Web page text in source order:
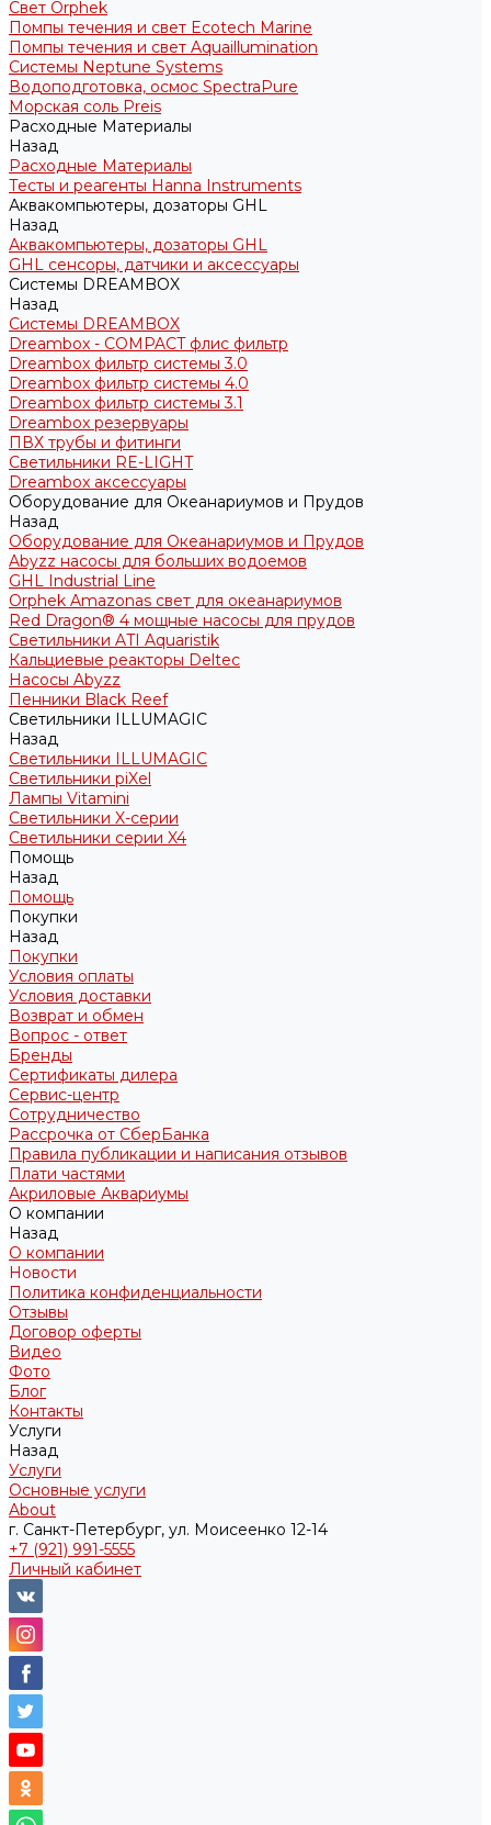
Свет Orphek
Помпы течения и свет Ecotech Marine
Помпы течения и свет Aquaillumination
Системы Neptune Systems
Водоподготовка, осмос SpectraPure
Морская соль Preis
Расходные Материалы
Назад
Расходные Материалы
Тесты и реагенты Hanna Instruments
Аквакомпьютеры, дозаторы GHL
Назад
Аквакомпьютеры, дозаторы GHL
GHL сенсоры, датчики и аксессуары
Системы DREAMBOX
Назад
Системы DREAMBOX
Dreambox - COMPACT флис фильтр
Dreambox фильтр системы 3.0
Dreambox фильтр системы 4.0
Dreambox фильтр системы 3.1
Dreambox резервуары
ПВХ трубы и фитинги
Светильники RE-LIGHT
Dreambox аксессуары
Оборудование для Океанариумов и Прудов
Назад
Оборудование для Океанариумов и Прудов
Abyzz насосы для больших водоемов
GHL Industrial Line
Orphek Amazonas свет для океанариумов
Red Dragon® 4 мощные насосы для прудов
Светильники ATI Aquaristik
Кальциевые реакторы Deltec
Насосы Abyzz
Пенники Black Reef
Светильники ILLUMAGIC
Назад
Светильники ILLUMAGIC
Светильники piXel
Лампы Vitamini
Светильники X-серии
Светильники серии X4
Помощь
Назад
Помощь
Покупки
Назад
Покупки
Условия оплаты
Условия доставки
Возврат и обмен
Вопрос - ответ
Бренды
Сертификаты дилера
Сервис-центр
Сотрудничество
Рассрочка от СберБанка
Правила публикации и написания отзывов
Плати частями
Акриловые Аквариумы
О компании
Назад
О компании
Новости
Политика конфиденциальности
Отзывы
Договор оферты
Видео
Фото
Блог
Контакты
Услуги
Назад
Услуги
Основные услуги
About
г. Санкт-Петербург, ул. Моисеенко 12-14
+7 (921) 991-5555
Личный кабинет